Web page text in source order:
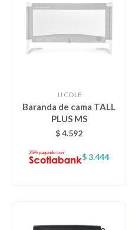
JJ COLE
Baranda de cama TALL
PLUS MS
$4.592
$3.444
Alimentación
Estimulación primera infancia